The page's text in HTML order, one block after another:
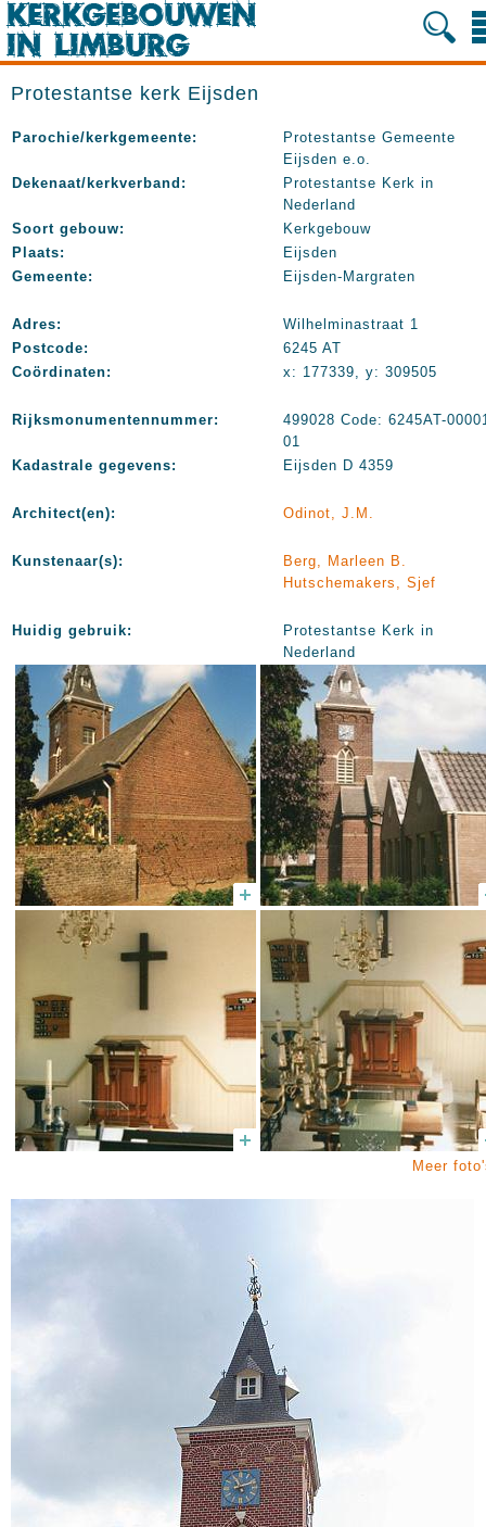
Protestantse kerk Eijsden
Parochie/kerkgemeente:
Protestantse Gemeente
Eijsden e.o.
Dekenaat/kerkverband:
Protestantse Kerk in
Nederland
Soort gebouw:
Kerkgebouw
Plaats:
Eijsden
Gemeente:
Eijsden-Margraten
Adres:
Wilhelminastraat 1
Postcode:
6245 AT
Coördinaten:
x: 177339, y: 309505
Rijksmonumentennummer:
499028 Code: 6245AT-
01
Kadastrale gegevens:
Eijsden D 4359
Architect(en): Odinot, J.M.
Kunstenaar(s):
Berg, Marleen B.
Hutschemakers, Sjef
Huidig gebruik:
Protestantse Kerk in
Nederland
Meer